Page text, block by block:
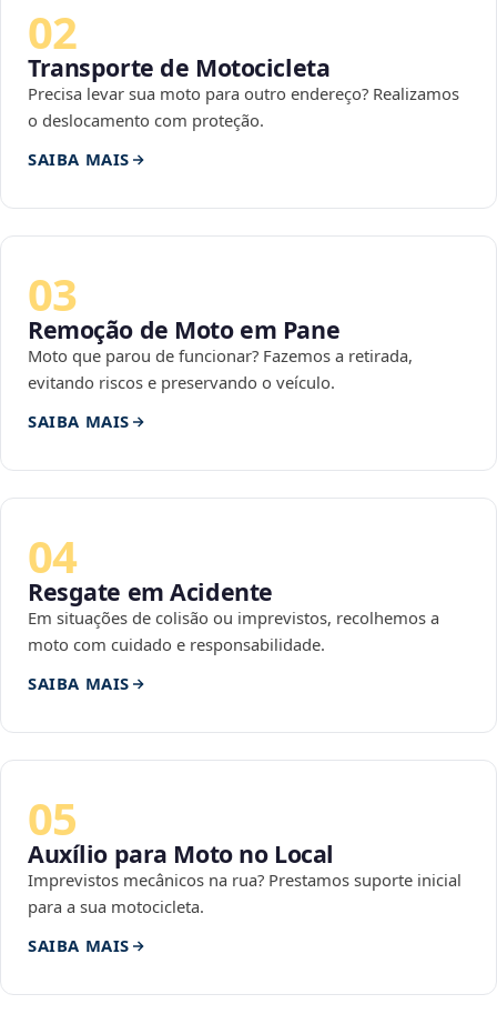
02
Transporte de Motocicleta
Precisa levar sua moto para outro endereço? Realizamos
o deslocamento com proteção.
SAIBA MAIS
03
Remoção de Moto em Pane
Moto que parou de funcionar? Fazemos a retirada,
evitando riscos e preservando o veículo.
SAIBA MAIS
04
Resgate em Acidente
Em situações de colisão ou imprevistos, recolhemos a
moto com cuidado e responsabilidade.
SAIBA MAIS
05
Auxílio para Moto no Local
Imprevistos mecânicos na rua? Prestamos suporte inicial
para a sua motocicleta.
SAIBA MAIS